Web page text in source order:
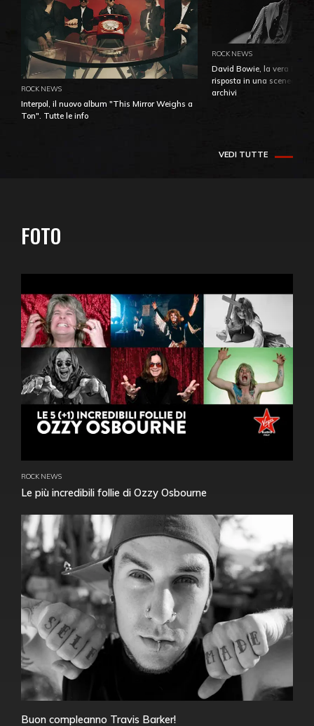
ROCK NEWS
Interpol, il nuovo album "This Mirror Weighs a
Ton". Tutte le info
ROCK NEWS
David Bowie, la vera
risposta in una
archivi
VEDI TUTTE
FOTO
ROCK NEWS
Le più incredibili follie di Ozzy Osbourne
Buon compleanno Travis Barker!